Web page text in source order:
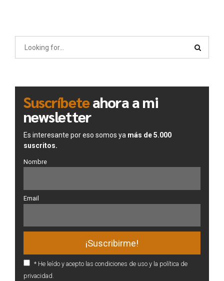
Suscríbeteahora a mi
newsletter
Es interesante por eso somos ya más de 5.000
suscritos.
Nombre
Email
* He leído y acepto las condiciones de uso y la política de
privacidad.